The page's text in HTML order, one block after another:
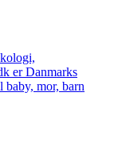
er Danmarks
mor, barn